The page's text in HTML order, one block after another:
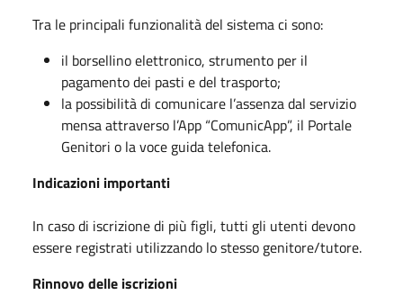
Tra le principali funzionalità del sistema ci sono:
il borsellino elettronico, strumento per il
pagamento dei pasti e del trasporto;
la possibilità di comunicare l’assenza dal servizio
mensa attraverso l’App “ComunicApp”, il Portale
Genitori o la voce guida telefonica.
Indicazioni importanti
In caso di iscrizione di più figli, tutti gli utenti devono
essere registrati utilizzando lo stesso genitore/tutore.
Rinnovo delle iscrizioni